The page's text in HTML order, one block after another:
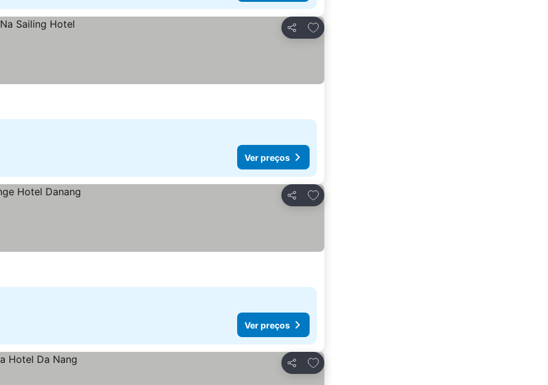
Partilhar
Adicionar aos favoritos
Ver preços
Partilhar
Adicionar aos favoritos
Ver preços
Partilhar
Adicionar aos favoritos